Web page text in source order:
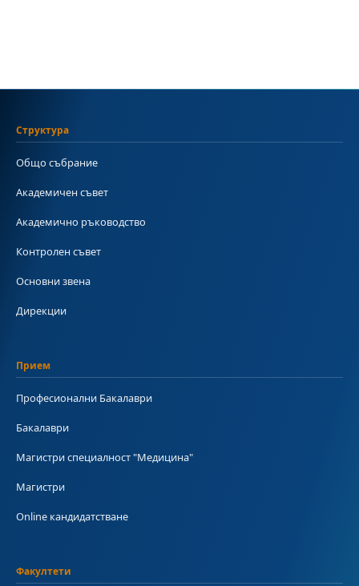
Структура
Общо събрание
Академичен съвет
Академично ръководство
Контролен съвет
Основни звена
Дирекции
Прием
Професионални Бакалаври
Бакалаври
Магистри специалност "Медицина"
Магистри
Online кандидатстване
Факултети